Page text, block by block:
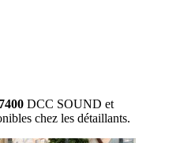
DCC SOUND et
chez les détaillants.